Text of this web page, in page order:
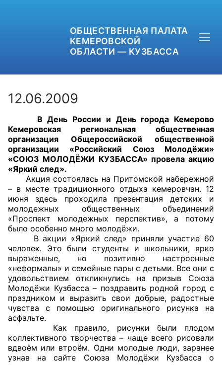
ОБЩЕСТВЕННАЯ ПАЛАТА
КЕМЕРОВСКОЙ
ОБЛАСТИ — КУЗБАССА
+7 (3842) 58-82-40
OPKO42@BK.RU
Главная
Общественные советы
Общественные советы при территориальных
органах федеральных органов
исполнительной власти
Общественные советы по проведению
независимой оценки качества условий
оказания услуг
12.06.2009
В День России и День города Кемерово
Кемеровская региональная общественная
организация Общероссийской общественной
организации «Российский Союз Молодёжи»
«СОЮЗ МОЛОДЁЖИ КУЗБАССА» провела акцию
«Яркий след».
Акция состоялась на Притомской набережной
– в месте традиционного отдыха кемеровчан. 12
июня здесь проходила презентация детских и
молодежных общественных объединений
«Проспект молодежных перспектив», а потому
было особенно много молодёжи.
В акции «Яркий след» приняли участие 60
человек. Это были студенты и школьники, ярко
выраженные, но позитивно настроенные
«неформалы» и семейные пары с детьми. Все они с
удовольствием откликнулись на призыв Союза
Молодёжи Кузбасса – поздравить родной город с
праздником и выразить свои добрые, радостные
чувства с помощью оригинального рисунка на
асфальте.
Как правило, рисунки были плодом
коллективного творчества – чаще всего рисовали
вдвоём или втроём. Одни молодые люди, заранее
узнав на сайте Союза Молодёжи Кузбасса о